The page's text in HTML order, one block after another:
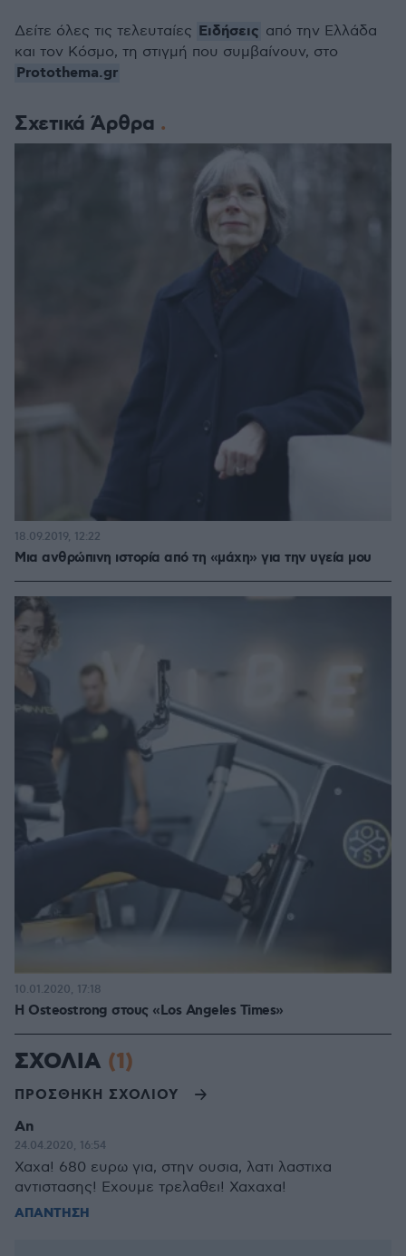
Σχετικά Άρθρα
Μια ανθρώπινη ιστορία από τη «μάχη» για την υγεία μου
18.09.2019, 12:22
Η Osteostrong στους «Los Angeles Times»
10.01.2020, 17:18
Δείτε όλες τις τελευταίες Ειδήσεις από την Ελλάδα
και τον Κόσμο, τη στιγμή που συμβαίνουν, στο
Protothema.gr
ΣΧΟΛΙΑ (1)
ΠΡΟΣΘΗΚΗ ΣΧΟΛΙΟΥ
An
24.04.2020, 16:54
Χαχα! 680 ευρω για, στην ουσια, λατι λαστιχα
αντιστασης! Εχουμε τρελαθει! Χαχαχα!
ΑΠΑΝΤΗΣΗ